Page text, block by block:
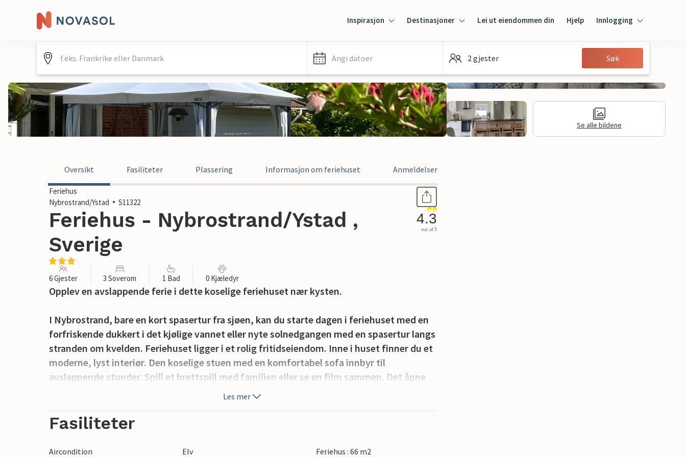
Inspirasjon Destinasjoner Lei ut eiendommen din Hjelp Innlogging
Innlogging
Gjest
Angi datoer 2 gjester Søk
Se alle bildene
Oversikt Fasiliteter Plassering Informasjon om feriehuset Anmeldelser
Feriehus
Nybrostrand/Ystad
S11322
Feriehus - Nybrostrand/Ystad ,
Sverige
4.3
out of 5
6 Gjester 3 Soverom 1 Bad 0 Kjæledyr
Opplev en avslappende ferie i dette koselige feriehuset nær kysten.
I Nybrostrand, bare en kort spasertur fra sjøen, kan du starte dagen i feriehuset med en
forfriskende dukkert i det kjølige vannet eller nyte solnedgangen med en spasertur langs
stranden om kvelden. Feriehuset ligger i et rolig fritidseiendom. Inne i huset finner du et
moderne, lyst interiør. Den koselige stuen med en komfortabel sofa innbyr til
avslappende stunder. Spill et brettspill med familien eller se en film sammen. Det åpne
kjøkkenet er fullt utstyrt og har en praktisk frokostbar. Tilbered deilige måltider her og
skyggefulle lysthuset. Slå deg ned i de komfortable hagemøblene og slapp av.
Les mer
Fasiliteter
Aircondition Elv
Feriehus : 66 m2